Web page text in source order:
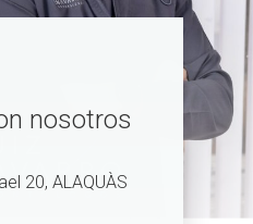
nosotros
20, ALAQUÀS